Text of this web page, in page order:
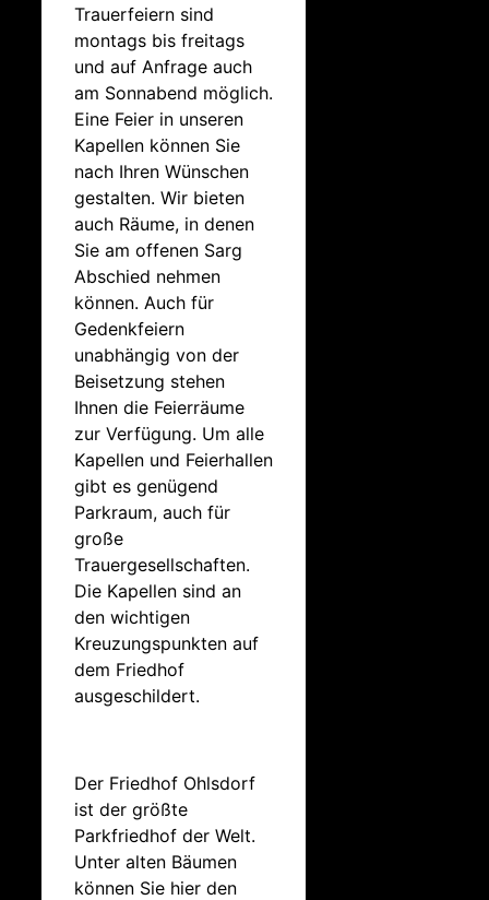
Trauerfeiern sind
montags bis freitags
und auf Anfrage auch
am Sonnabend möglich.
Eine Feier in unseren
Kapellen können Sie
nach Ihren Wünschen
gestalten. Wir bieten
auch Räume, in denen
Sie am offenen Sarg
Abschied nehmen
können. Auch für
Gedenkfeiern
unabhängig von der
Beisetzung stehen
Ihnen die Feierräume
zur Verfügung. Um alle
Kapellen und Feierhallen
gibt es genügend
Parkraum, auch für
große
Trauergesellschaften.
Die Kapellen sind an
den wichtigen
Kreuzungspunkten auf
dem Friedhof
ausgeschildert.
Der Friedhof Ohlsdorf
ist der größte
Parkfriedhof der Welt.
Unter alten Bäumen
können Sie hier den